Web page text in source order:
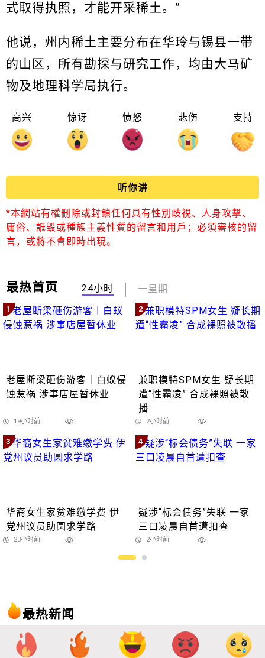
式取得执照，才能开采稀土。”
他说，州内稀土主要分布在华玲与锡县一带
的山区，所有勘探与研究工作，均由大马矿
物及地理科学局执行。
高兴 惊讶 愤怒 悲伤 支持
听你讲
*本網站有權刪除或封鎖任何具有性別歧視、人身攻擊、
庸俗、詆毀或種族主義性質的留言和用戶；必須審核的留
言，或將不會即時出現。
最热首页 24小时 一星期
1
老屋断梁砸伤游客｜白蚁侵
蚀惹祸 涉事店屋暂休业
19小时前
2
兼职模特SPM女生 疑长期
遭“性霸凌” 合成裸照被散
播
2小时前
3
华裔女生家贫难缴学费 伊
党州议员助圆求学路
23小时前
4
疑涉“标会债务”失联 一家
三口凌晨自首遭扣查
2小时前
最热新闻